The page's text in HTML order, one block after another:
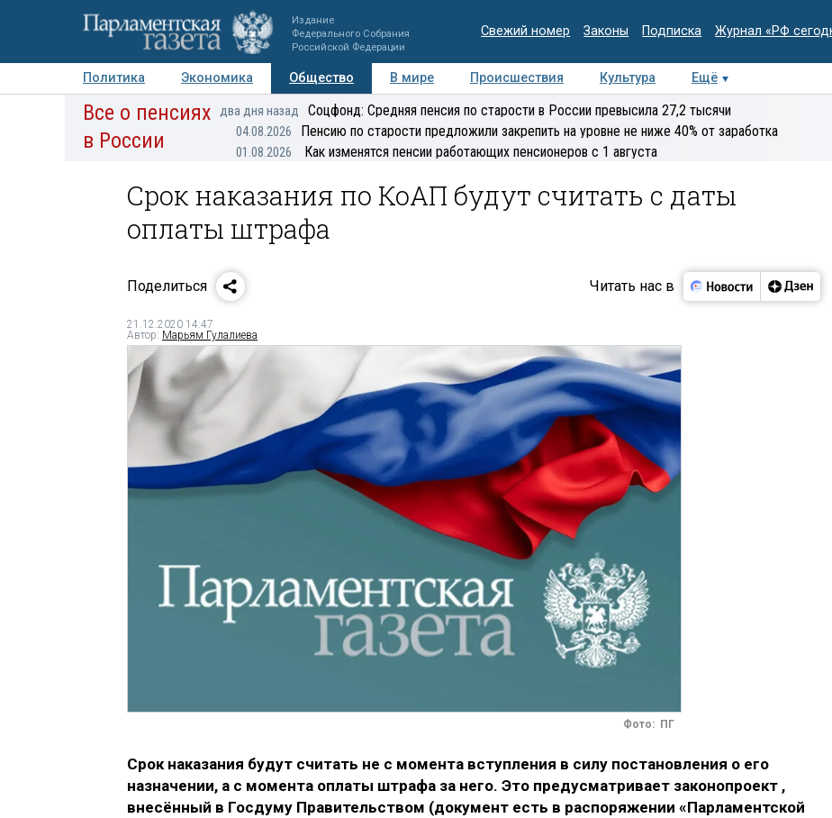
Издание
Федерального Собрания
Российской Федерации
Свежий номер Законы Подписка Журнал «РФ
Политика Экономика Общество В мире Происшествия Культура Ещё
Авторы Персоны Мнения Регионы Медиацентр Интервью Колумнисты
Все о пенсиях
в России
два дня назад Соцфонд: Средняя пенсия по старости в России превысила 27,2 тысячи
04.08.2026 Пенсию по старости предложили закрепить на уровне не ниже 40% от заработка
01.08.2026 Как изменятся пенсии работающих пенсионеров с 1 августа
Срок наказания по КоАП будут считать с даты
оплаты штрафа
Поделиться Читать нас в
21.12.2020 14:47
Автор: Марьям Гулалиева
Фото: ПГ
Срок наказания будут считать не с момента вступления в силу постановления о его
назначении, а с момента оплаты штрафа за него. Это предусматривает законопроект ,
внесённый в Госдуму Правительством (документ есть в распоряжении «Парламентской